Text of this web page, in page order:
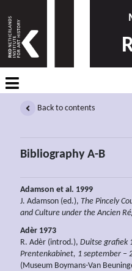
Back to contents
Bibliography A-B
Adamson et al. 1999
J. Adamson (ed.), The Pincely
and Culture under the Ancien
Adèr 1973
R. Adèr (introd.), Duitse grafiek
Prentenkabinet, 1 september –
(Museum Boymans-Van